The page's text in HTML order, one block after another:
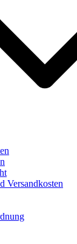
Versandkosten